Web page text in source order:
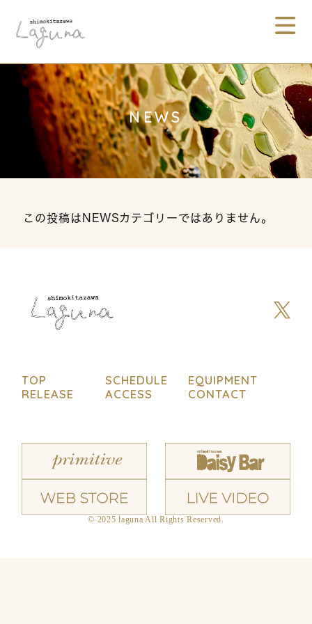
NEWS
この投稿はNEWSカテゴリーではありません。
TOP SCHEDULE
EQUIPMENT
RELEASE
ACCESS CONTACT
© 2025 laguna All Rights Reserved.